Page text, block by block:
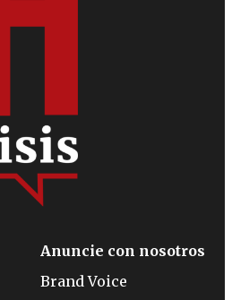
Anuncie con nosotros
Brand Voice